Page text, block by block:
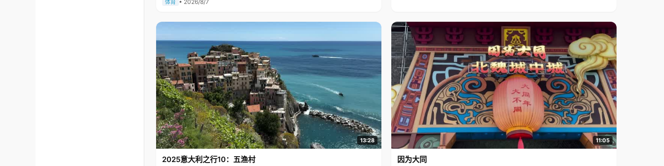
体育 • 2026/8/7
13:28
2025意大利之行10：五渔村
11:05
因为大同